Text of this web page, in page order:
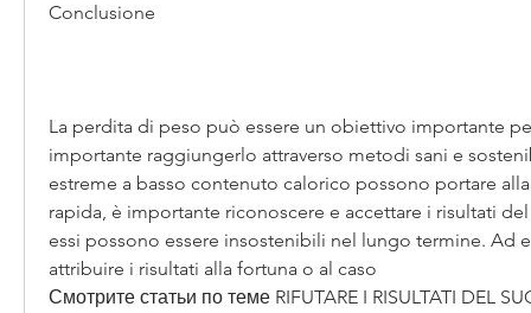
Conclusione
La perdita di peso può essere un obiettivo importante
importante raggiungerlo attraverso metodi sani e
estreme a basso contenuto calorico possono portare
rapida, è importante riconoscere e accettare i risultati
essi possono essere insostenibili nel lungo termine. Ad
attribuire i risultati alla fortuna o al caso
Смотрите статьи по теме RIFUTARE I RISULTATI DEL